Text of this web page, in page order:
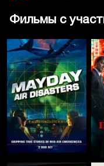
Фильмы с